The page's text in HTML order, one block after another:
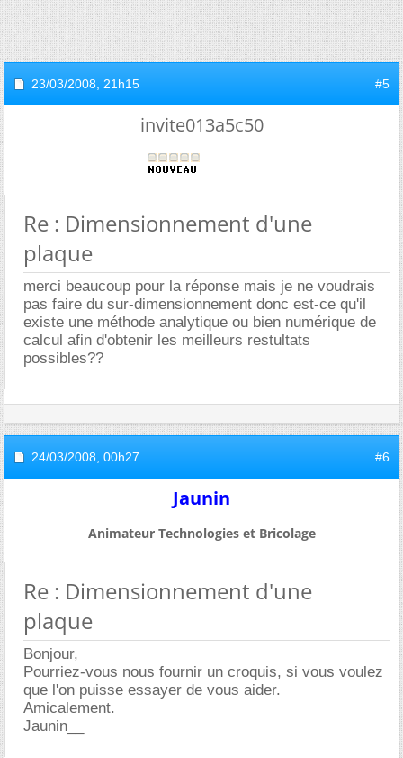
23/03/2008, 21h15 #5
invite013a5c50
Re : Dimensionnement d'une
plaque
merci beaucoup pour la réponse mais je ne voudrais
pas faire du sur-dimensionnement donc est-ce qu'il
existe une méthode analytique ou bien numérique de
calcul afin d'obtenir les meilleurs restultats
possibles??
24/03/2008, 00h27 #6
Jaunin
Animateur Technologies et Bricolage
Re : Dimensionnement d'une
plaque
Bonjour,
Pourriez-vous nous fournir un croquis, si vous voulez
que l'on puisse essayer de vous aider.
Amicalement.
Jaunin__